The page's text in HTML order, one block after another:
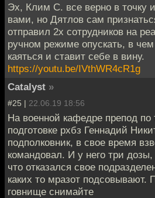
Эх, Клим С. все верно в точку
вами, но Дятлов сам
отправил 2х сотрудников на
ручном режиме опускать, в
каяться и ставит себе в вину.
https://youtu.be/IVthWR4cR1g
Catalyst »
#25 | 22.06.19 18:56
На военной кафедре препод по
подготовке рхбз Геннадий
подполковник, в свое время
командовал. И у него три
что отказался свое
каких то мразот подсовывают.
говнище снимайте